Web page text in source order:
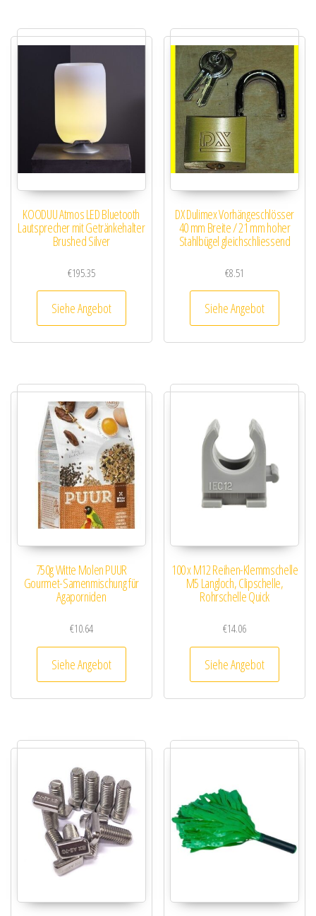
KOODUU Atmos LED Bluetooth
Lautsprecher mit Getränkehalter
Brushed Silver
€195.35
Siehe Angebot
DX Dulimex Vorhängeschlösser
40 mm Breite / 21 mm hoher
Stahlbügel gleichschliessend
€8.51
Siehe Angebot
750g Witte Molen PUUR
Gourmet-Samenmischung für
Agaporniden
€10.64
Siehe Angebot
100 x M12 Reihen-Klemmschelle
M5 Langloch, Clipschelle,
Rohrschelle Quick
€14.06
Siehe Angebot